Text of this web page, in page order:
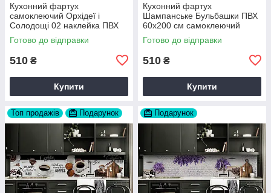
Кухонний фартух
самоклеючий Орхідеї і
Солодощі 02 наклейка ПВХ
дошки кави 60х200 см Happy
Pocket Z180319
Готово до відправки
510 ₴
Купити
Кухонний фартух
Шампанське Бульбашки ПВХ
60х200 см самоклеючий
вініловий Напої Бежевий
Happy Pocket Z184398
Готово до відправки
510 ₴
Купити
Топ продажів Подарунок Подарунок